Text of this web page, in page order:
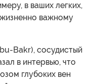
в ваших легких,
важному
Bakr), сосудистый
в интервью, что
глубоких вен